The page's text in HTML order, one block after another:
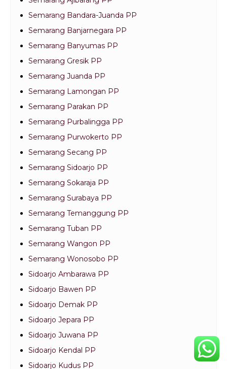
Semarang Bandara-Juanda PP
Semarang Banjarnegara PP
Semarang Banyumas PP
Semarang Gresik PP
Semarang Juanda PP
Semarang Lamongan PP
Semarang Parakan PP
Semarang Purbalingga PP
Semarang Purwokerto PP
Semarang Secang PP
Semarang Sidoarjo PP
Semarang Sokaraja PP
Semarang Surabaya PP
Semarang Temanggung PP
Semarang Tuban PP
Semarang Wangon PP
Semarang Wonosobo PP
Sidoarjo Ambarawa PP
Sidoarjo Bawen PP
Sidoarjo Demak PP
Sidoarjo Jepara PP
Sidoarjo Juwana PP
Sidoarjo Kendal PP
Sidoarjo Kudus PP